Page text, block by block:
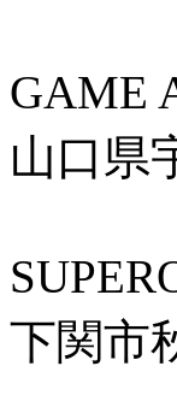
GAME
山口県
下関市